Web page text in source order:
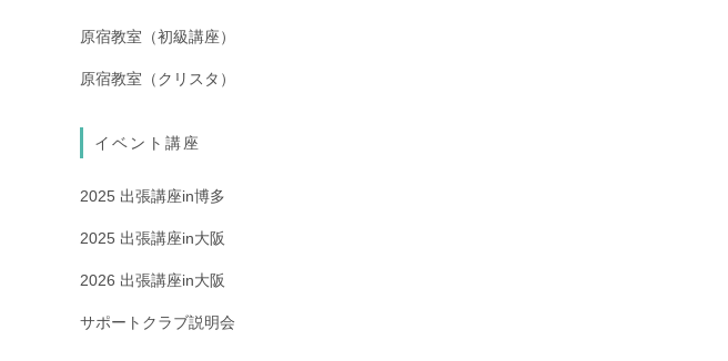
原宿教室（初級講座）
原宿教室（クリスタ）
イベント講座
2025 出張講座in博多
2025 出張講座in大阪
2026 出張講座in大阪
サポートクラブ説明会